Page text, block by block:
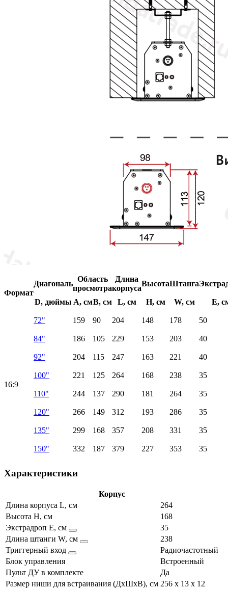
Формат
Диагональ
Область
просмотра
Длина
корпуса
ВысотаШтанга
D, дюймы A, смB, см L, см H, см W, см E,
16:9
72" 159 90 204 148 178 50
84" 186 105 229 153 203 40
92" 204 115 247 163 221 40
100" 221 125 264 168 238 35
110" 244 137 290 181 264 35
120" 266 149 312 193 286 35
135" 299 168 357 208 331 35
150" 332 187 379 227 353 35
Характеристики
Корпус
Длина корпуса L, см
264
Высота H, см
168
Экстрадроп E, см
35
Длина штанги W, см
238
Триггерный вход
Радиочастотный
Блок управления
Встроенный
Пульт ДУ в комплекте
Да
Размер ниши для встраивания (ДхШхВ), см 256 x 13 x 12